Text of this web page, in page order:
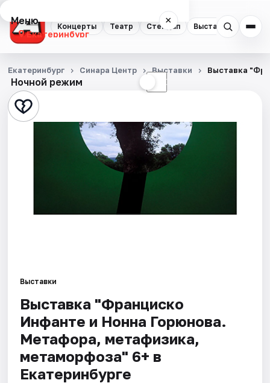
Концерты Театр Стендап Выставки
Меню ×
Екатеринбург
Концерты
Театр
Стендап
Города
Площадки
Артисты
Ночной режим ☾
Екатеринбург Синара Центр Выставки Выставка
Выставки
Выставка "Франциско
Инфанте и Нонна Горюнова.
Метафора, метафизика,
метаморфоза" 6+ в
Екатеринбурге